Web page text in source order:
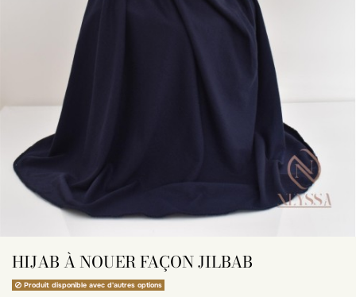
HIJAB À NOUER FAÇON JILBAB
Produit disponible avec d'autres options